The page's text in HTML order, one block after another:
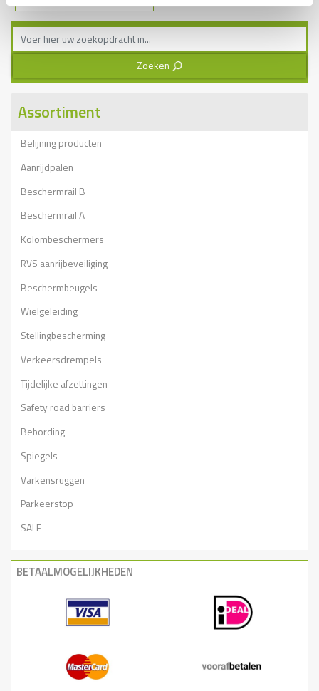
Zoeken 3
Assortiment
Belijning producten
Aanrijdpalen
Beschermrail B
Beschermrail A
Kolombeschermers
RVS aanrijbeveiliging
Beschermbeugels
Wielgeleiding
Stellingbescherming
Verkeersdrempels
Tijdelijke afzettingen
Safety road barriers
Bebording
Spiegels
Varkensruggen
Parkeerstop
SALE
BETAALMOGELIJKHEDEN